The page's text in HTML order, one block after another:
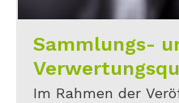
Sammlungs-
Im Rahmen der